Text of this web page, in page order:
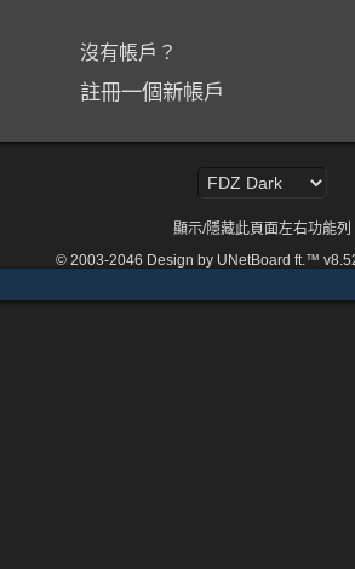
沒有帳戶？
註冊一個新帳戶
顯示/隱藏此頁面左右功能列
© 2003-2046 Design by UNetBoard ft.™